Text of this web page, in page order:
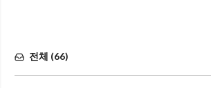
전체 (66)